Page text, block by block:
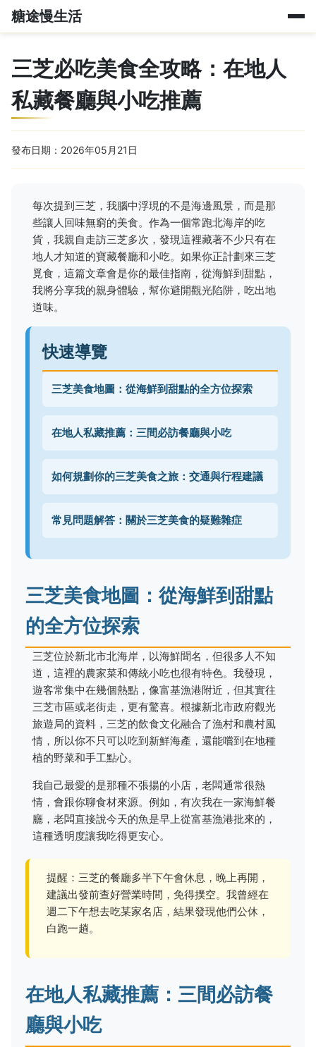
糖途慢生活
三芝必吃美食全攻略：在地人
私藏餐廳與小吃推薦
發布日期：2026年05月21日
每次提到三芝，我腦中浮現的不是海邊風景，而是那
些讓人回味無窮的美食。作為一個常跑北海岸的吃
貨，我親自走訪三芝多次，發現這裡藏著不少只有在
地人才知道的寶藏餐廳和小吃。如果你正計劃來三芝
覓食，這篇文章會是你的最佳指南，從海鮮到甜點，
我將分享我的親身體驗，幫你避開觀光陷阱，吃出地
道味。
快速導覽
三芝美食地圖：從海鮮到甜點的全方位探索
在地人私藏推薦：三間必訪餐廳與小吃
如何規劃你的三芝美食之旅：交通與行程建議
常見問題解答：關於三芝美食的疑難雜症
三芝美食地圖：從海鮮到甜點
的全方位探索
三芝位於新北市北海岸，以海鮮聞名，但很多人不知
道，這裡的農家菜和傳統小吃也很有特色。我發現，
遊客常集中在幾個熱點，像富基漁港附近，但其實往
三芝市區或老街走，更有驚喜。根據新北市政府觀光
旅遊局的資料，三芝的飲食文化融合了漁村和農村風
情，所以你不只可以吃到新鮮海產，還能嚐到在地種
植的野菜和手工點心。
我自己最愛的是那種不張揚的小店，老闆通常很熱
情，會跟你聊食材來源。例如，有次我在一家海鮮餐
廳，老闆直接說今天的魚是早上從富基漁港批來的，
這種透明度讓我吃得更安心。
提醒：三芝的餐廳多半下午會休息，晚上再開，
建議出發前查好營業時間，免得撲空。我曾經在
週二下午想去吃某家名店，結果發現他們公休，
白跑一趟。
在地人私藏推薦：三間必訪餐
廳與小吃